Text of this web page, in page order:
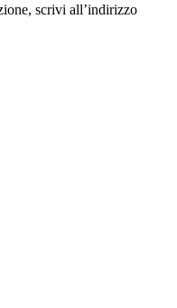
scrivi all’indirizzo